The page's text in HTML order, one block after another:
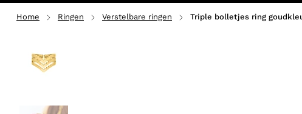
Home Ringen Verstelbare ringen Triple bolletjes ring